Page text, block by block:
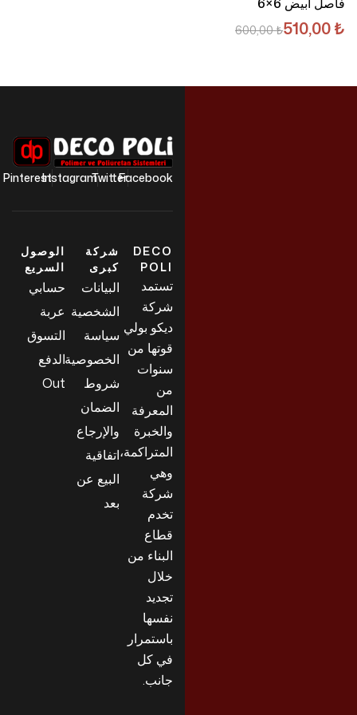
600,00₺510,00₺
Facebook
Twitter
Instagram
Pinterest
DECO
POLI
تستمد
شركة
ديكو بولي
قوتها من
سنوات
من
المعرفة
والخبرة
المتراكمة،
وهي
شركة
تخدم
قطاع
البناء من
خلال
تجديد
نفسها
باستمرار
في كل
جانب.
شركة
كبرى
البيانات
الشخصية
سياسة
الخصوصية
شروط
الضمان
والإرجاع
اتفاقية
البيع عن
بعد
الوصول
السريع
حسابي
عربة
التسوق
الدفع
Out